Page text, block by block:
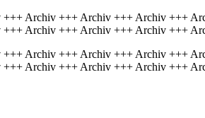
Archiv +++ Archiv +++ Archiv +++
Archiv +++ Archiv +++ Archiv +++
Archiv +++ Archiv +++ Archiv +++
Archiv +++ Archiv +++ Archiv +++